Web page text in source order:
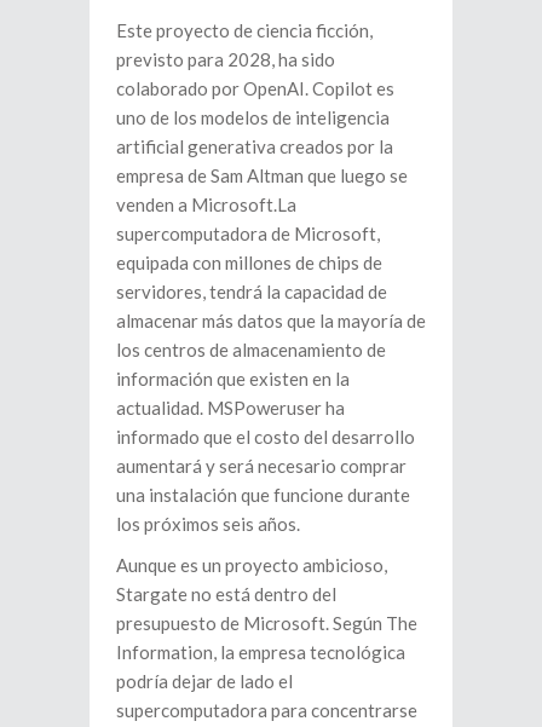
Este proyecto de ciencia ficción,
previsto para 2028, ha sido
colaborado por OpenAI. Copilot es
uno de los modelos de inteligencia
artificial generativa creados por la
empresa de Sam Altman que luego se
venden a Microsoft.La
supercomputadora de Microsoft,
equipada con millones de chips de
servidores, tendrá la capacidad de
almacenar más datos que la mayoría de
los centros de almacenamiento de
información que existen en la
actualidad. MSPoweruser ha
informado que el costo del desarrollo
aumentará y será necesario comprar
una instalación que funcione durante
los próximos seis años.
Aunque es un proyecto ambicioso,
Stargate no está dentro del
presupuesto de Microsoft. Según The
Information, la empresa tecnológica
podría dejar de lado el
supercomputadora para concentrarse